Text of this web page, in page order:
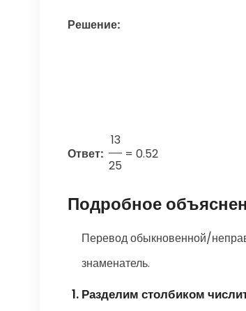
Решение:
Ответ:
13
25
= 0.52
Подробное
Перевод обыкновенной/
знаменатель.
Разделим столбиком